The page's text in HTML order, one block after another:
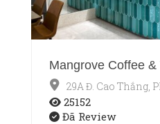
Mangrove Coffee &
29A Đ. Cao Thắng,
25152
Đã Review